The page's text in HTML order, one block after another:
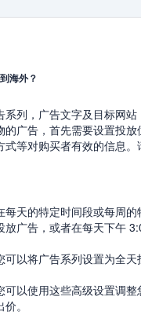
海外？
列，广告文字及目标网站
的广告，首先需要设置投
等对购买者有效的信息
天的特定时间段或每周
广告，或者在每天下午
以将广告系列设置为全
以使用这些高级设置调
。